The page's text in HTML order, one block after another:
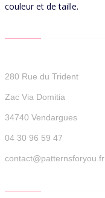
couleur et de taille.
280 Rue du Trident
Zac Via Domitia
34740 Vendargues
04 30 96 59 47
contact@patternsforyou.fr